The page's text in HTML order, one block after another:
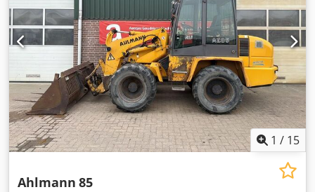
1 / 15
Ahlmann 85